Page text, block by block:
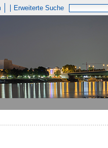
Erweiterte Suche